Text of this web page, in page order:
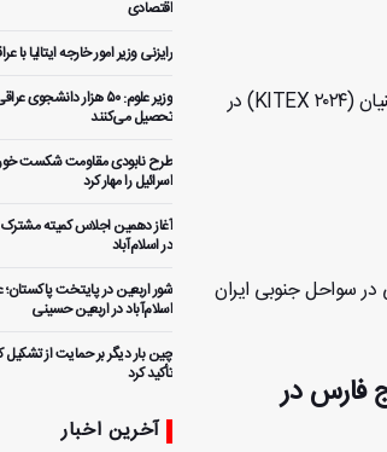
کیش- ایران پرس: نمایشگاه بین‌المللی فناوری اطلاعات و ارتباطات اقتصاد دانش‌بنیان (KITEX ۲۰۲۴) در
در سواحل جنوبی ایران
فارس در
اقتصادی
رایزنی وزیر امور خارجه ایتالیا با
وزیر علوم: ۵۰ هزار
تحصیل می‌کنند
طرح نابودی مقاومت شکست خورد؛
اسرائیل را مهار کرد
آغاز دهمین اجلاس کمیته مشترک
در اسلام‌آباد
شور اربعین در پایتخت پاکستان؛
اسلام‌آباد در اربعین حسینی
چین بار دیگر بر حمایت از
تأکید کرد
آخرین اخبار